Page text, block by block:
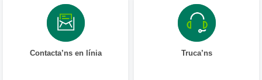
Contacta’ns en línia Truca’ns